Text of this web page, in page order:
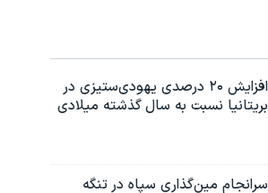
افزایش ۲۰ درصدی یهودی‌ستیزی در
بریتانیا نسبت به سال گذشته میلادی
سرانجام مین‌گذاری‌ سپاه در تنگه